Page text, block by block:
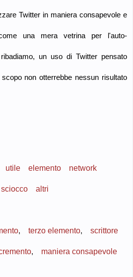
Twitter in maniera consapevole e
una mera vetrina per l'auto-
un uso di Twitter pensato
non otterrebbe nessun risultato
utile elemento network
sciocco altri
, terzo elemento, scrittore
, maniera consapevole